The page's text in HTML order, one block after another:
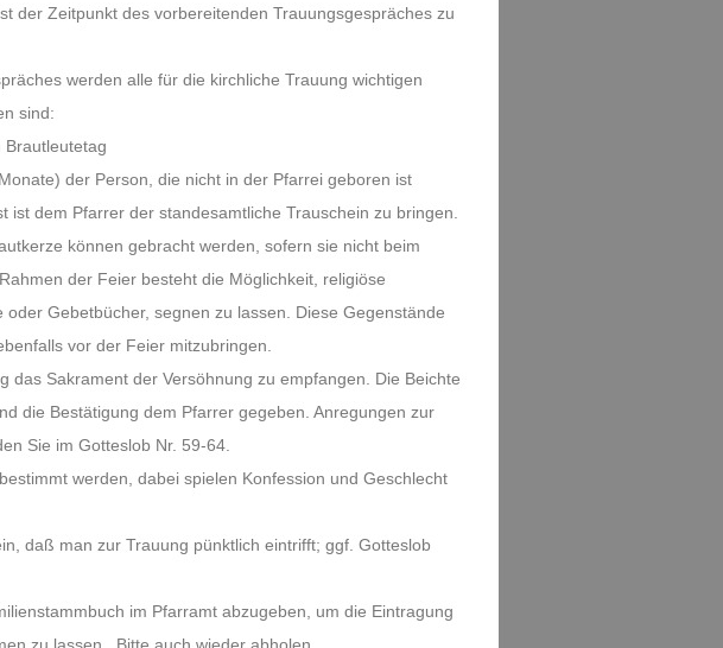
der Zeitpunkt des vorbereitenden Trauungsgespräches zu
werden alle für die kirchliche Trauung wichtigen
sind:
Brautleutetag
der Person, die nicht in der Pfarrei geboren ist
ist dem Pfarrer der standesamtliche Trauschein zu bringen.
können gebracht werden, sofern sie nicht beim
der Feier besteht die Möglichkeit, religiöse
Gebetbücher, segnen zu lassen. Diese Gegenstände
vor der Feier mitzubringen.
das Sakrament der Versöhnung zu empfangen. Die Beichte
die Bestätigung dem Pfarrer gegeben. Anregungen zur
Sie im Gotteslob Nr. 59-64.
werden, dabei spielen Konfession und Geschlecht
daß man zur Trauung pünktlich eintrifft; ggf. Gotteslob
im Pfarramt abzugeben, um die Eintragung